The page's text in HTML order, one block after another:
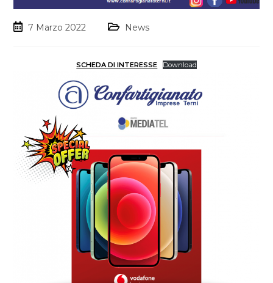
7 Marzo 2022 News
SCHEDA DI INTERESSE Download